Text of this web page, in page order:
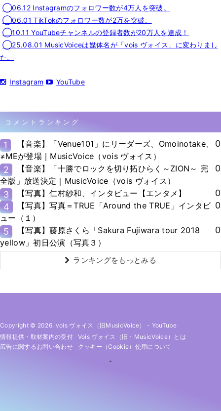
◯06.12 Instagramのフォロワー数が4万人を突破。
◯06.01 TikTokのフォロワー数が2万を突破。
◯10.11 YouTubeチャンネルの登録者数が20万人を達成！
◯25.08.01 MusicVoiceは媒体名が「vois ヴォイス」に変わりまし
た。
Instagram YouTube
コメントランキング
1
【音楽】「Venue101」にリーダーズ、Omoinotake、
≠MEが登場｜MusicVoice（vois ヴォイス）
0
2
【音楽】「十勝でロックを切り拓ひらく～ZION～ 完
全版」放送決定｜MusicVoice（vois ヴォイス）
0
3 【写真】仁村紗和、インタビュー【エンタメ】
0
4
【写真】写真＝TRUE「Around the TRUE」インタビ
ュー（１）
0
5
【写真】藤原さくら「Sakura Fujiwara tour 2018
yellow」初日公演（写真３）
0
ランキングをもっとみる
Copyright © 2026. vois ヴォイス（旧MusicVoice） - YouTube
情報提供・取材案内の受付
Vois ヴォイス（旧・MusicVoice）とは
広告に関するお問い合わせ
クッキー（cookie）使用について
-